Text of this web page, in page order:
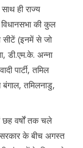
ही राज्य
की कुल
(इनमें से जो
डी.एम.के. अन्ना
पार्टी, तमिल
तमिलनाडु,
वर्षों तक चले
के बीच अगस्त